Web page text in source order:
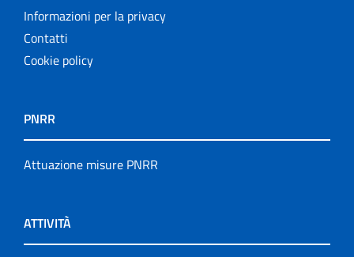
Informazioni per la privacy
Contatti
Cookie policy
PNRR
Attuazione misure PNRR
ATTIVITÀ